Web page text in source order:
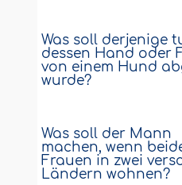
Was soll derjenige
dessen Hand oder
von einem Hund
wurde?
Was soll der Mann
machen, wenn
Frauen in zwei
Ländern wohnen?